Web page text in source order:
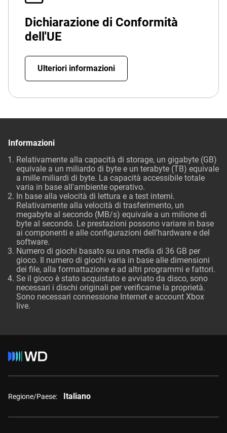
Dichiarazione di Conformità
dell'UE
Ulteriori informazioni
Informazioni
Relativamente alla capacità di storage, un gigabyte (GB)
equivale a un miliardo di byte e un terabyte (TB) equivale
a mille miliardi di byte. La capacità accessibile totale
varia in base all'ambiente operativo.
In base alla velocità di lettura e a test interni.
Relativamente alla velocità di trasferimento, un
megabyte al secondo (MB/s) equivale a un milione di
byte al secondo. Le prestazioni possono variare in base
ai componenti e alle configurazioni dell'hardware e del
software.
Numero di giochi basato su una media di 36 GB per
gioco. Il numero di giochi varia in base alle dimensioni
dei file, alla formattazione e ad altri programmi e fattori.
Se il gioco è stato acquistato e avviato da disco, sono
necessari i dischi originali per verificarne la proprietà.
Sono necessari connessione Internet e account Xbox
live.
Regione/Paese: Italiano